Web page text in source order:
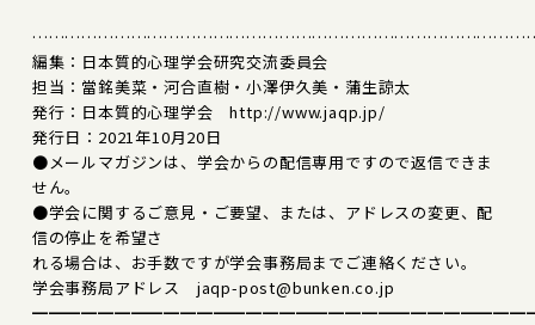
編集：日本質的心理学会研究交流委員会
担当：當銘美菜・河合直樹・小澤伊久美・蒲生諒太
発行：日本質的心理学会 http://www.jaqp.jp/
発行日：2021年10月20日
●メールマガジンは、学会からの配信専用ですので返信できま
せん。
●学会に関するご意見・ご要望、または、アドレスの変更、配
信の停止を希望さ
れる場合は、お手数ですが学会事務局までご連絡ください。
学会事務局アドレス jaqp-post@bunken.co.jp